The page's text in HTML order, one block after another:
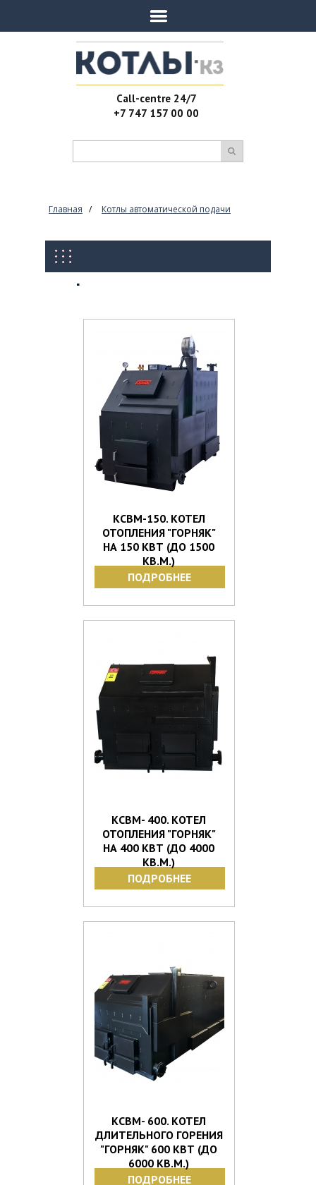
Call-centre 24/7
+7 747 157 00 00
Главная / Котлы автоматической подачи
Котлы длительного
горения
КСВМ-150. КОТЕЛ
ОТОПЛЕНИЯ "ГОРНЯК"
НА 150 КВТ (ДО 1500
КВ.М.)
ПОДРОБНЕЕ
КСВМ- 400. КОТЕЛ
ОТОПЛЕНИЯ "ГОРНЯК"
НА 400 КВТ (ДО 4000
КВ.М.)
ПОДРОБНЕЕ
КСВМ- 600. КОТЕЛ
ДЛИТЕЛЬНОГО ГОРЕНИЯ
"ГОРНЯК" 600 КВТ (ДО
6000 КВ.М.)
ПОДРОБНЕЕ